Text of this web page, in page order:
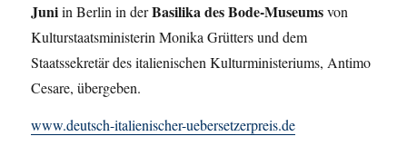
Juniin Berlin in derBasilika des Bode-Museumsvon
Kulturstaatsministerin Monika Grütters und dem
Staatssekretär des italienischen Kulturministeriums, Antimo
Cesare, übergeben.
www.deutsch-italienischer-uebersetzerpreis.de